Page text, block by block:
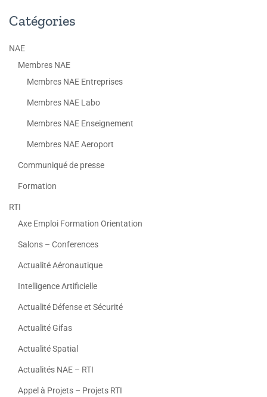
Catégories
NAE
Membres NAE
Membres NAE Entreprises
Membres NAE Labo
Membres NAE Enseignement
Membres NAE Aeroport
Communiqué de presse
Formation
RTI
Axe Emploi Formation Orientation
Salons – Conferences
Actualité Aéronautique
Intelligence Artificielle
Actualité Défense et Sécurité
Actualité Gifas
Actualité Spatial
Actualités NAE – RTI
Appel à Projets – Projets RTI